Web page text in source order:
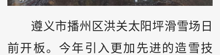
遵义市播州区洪关太阳坪滑雪场日
前开板。今年引入更加先进的造雪技